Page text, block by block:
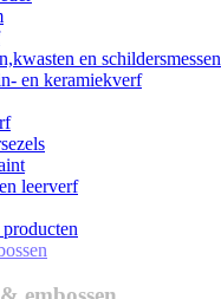
en schildersmessen
en keramiekverf
leerverf